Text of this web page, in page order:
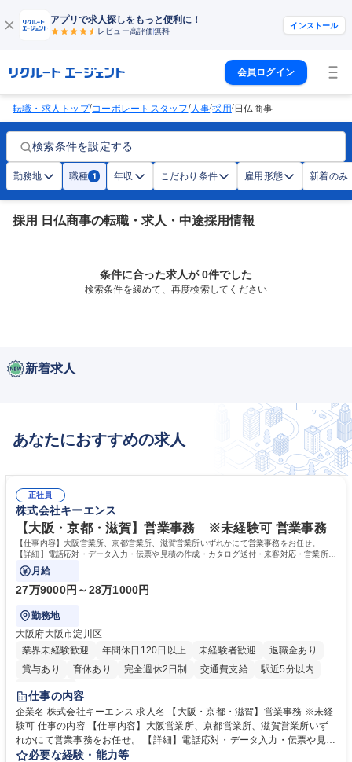
アプリで求人探しをもっと便利に！
レビュー高評価無料
インストール
会員ログイン
転職・求人トップ/コーポレートスタッフ/人事/採用/日仏商事
検索条件を設定する
勤務地 職種 1 年収 こだわり条件 雇用形態 新着のみ
採用 日仏商事の転職・求人・中途採用情報
条件に合った求人が 0件でした
検索条件を緩めて、再度検索してください
新着求人
あなたにおすすめの求人
正社員
株式会社キーエンス
【大阪・京都・滋賀】営業事務 ※未経験可 営業事務
【仕事内容】大阪営業所、京都営業所、滋賀営業所いずれかにて営業事務をお任せ。
【詳細】電話応対・データ入力・伝票や見積の作成・カタログ送付・来客対応・営業所内
で発生する事務業務や業務改善をお任せ。
月給
27万9000円～28万1000円
勤務地
大阪府大阪市淀川区
業界未経験歓迎
年間休日120日以上 未経験者歓迎
退職金あり
賞与あり
育休あり 完全週休2日制 交通費支給
駅近5分以内
土日祝休み
仕事の内容
企業名 株式会社キーエンス 求人名 【大阪・京都・滋賀】営業事務 ※未経
験可 仕事の内容 【仕事内容】大阪営業所、京都営業所、滋賀営業所いず
れかにて営業事務をお任せ。 【詳細】電話応対・データ入力・伝票や見積
の作成・カタログ送付・来客対応・営業所内で発生する事務業務や業務改
必要な経験・能力等